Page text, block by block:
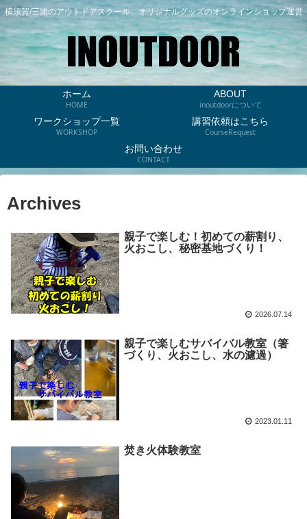
横須賀/三浦のアウトドアスクール、オリジナルグッズのオンラインショップ運営
ホーム
HOME
ABOUT
inoutdoorについて
ワークショップ一覧
WORKSHOP
講習依頼はこちら
CourseRequest
お問い合わせ
CONTACT
Archives
親子で楽しむ！初めての薪割り、
火おこし、秘密基地づくり！
2026.07.14
親子で楽しむサバイバル教室（箸
づくり、火おこし、水の濾過）
2023.01.11
焚き火体験教室